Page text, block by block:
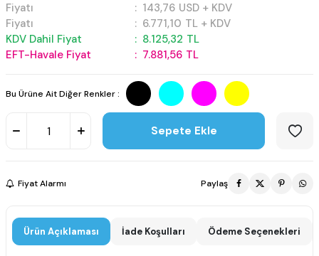
Fiyatı : 143,76 USD + KDV
Fiyatı
: 6.771,10 TL + KDV
KDV Dahil Fiyat
: 8.125,32 TL
EFT-Havale Fiyat
: 7.881,56 TL
Bu Ürüne Ait Diğer Renkler :
Sepete Ekle
Fiyat Alarmı Paylaş
Ürün Açıklaması İade Koşulları Ödeme Seçenekleri